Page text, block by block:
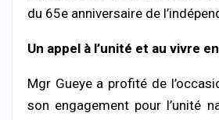
du 65e anniversaire de
Un appel à l’unité et au vivre
Mgr Gueye a profité de
son engagement pour l’unité